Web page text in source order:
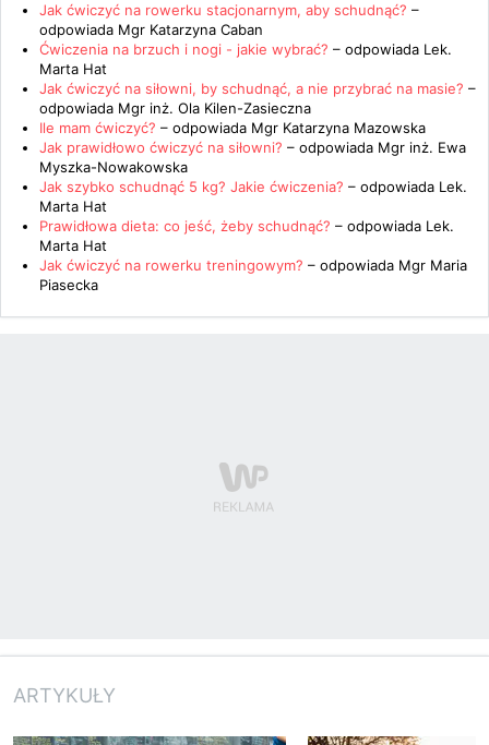
Jak ćwiczyć na rowerku stacjonarnym, aby schudnąć? –
odpowiada Mgr Katarzyna Caban
Ćwiczenia na brzuch i nogi - jakie wybrać? – odpowiada Lek.
Marta Hat
Jak ćwiczyć na siłowni, by schudnąć, a nie przybrać na masie? –
odpowiada Mgr inż. Ola Kilen-Zasieczna
Ile mam ćwiczyć? – odpowiada Mgr Katarzyna Mazowska
Jak prawidłowo ćwiczyć na siłowni? – odpowiada Mgr inż. Ewa
Myszka-Nowakowska
Jak szybko schudnąć 5 kg? Jakie ćwiczenia? – odpowiada Lek.
Marta Hat
Prawidłowa dieta: co jeść, żeby schudnąć? – odpowiada Lek.
Marta Hat
Jak ćwiczyć na rowerku treningowym? – odpowiada Mgr Maria
Piasecka
ARTYKUŁY